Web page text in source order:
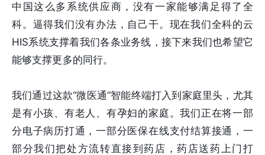
中国这么多系统供应商，没有一家能够满足得了全
科。逼得我们没有办法，自己干。现在我们全科的云
HIS系统支撑着我们各条业务线，接下来我们也希望它
能够支撑更多的同行。
我们通过这款“微医通”智能终端打入到家庭里头，尤其
是有小孩、有老人、有孕妇的家庭。我们正在将一部
分电子病历打通，一部分医保在线支付结算接通，一
部分我们把处方流转直接到药店，药店送药上门打